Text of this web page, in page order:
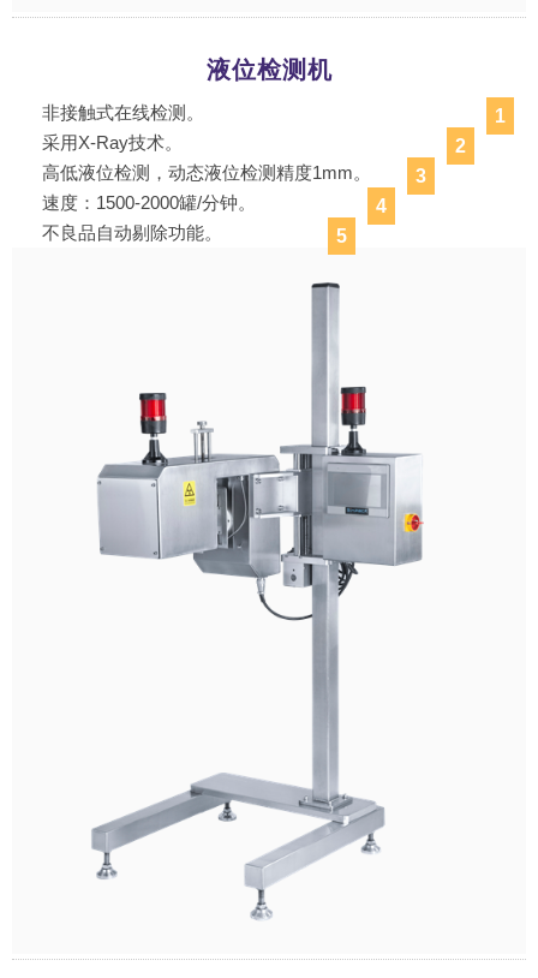
液位检测机
1
非接触式在线检测。
2
采用X-Ray技术。
3
高低液位检测，动态液位检测精度1mm。
4
速度：1500-2000罐/分钟。
5
不良品自动剔除功能。